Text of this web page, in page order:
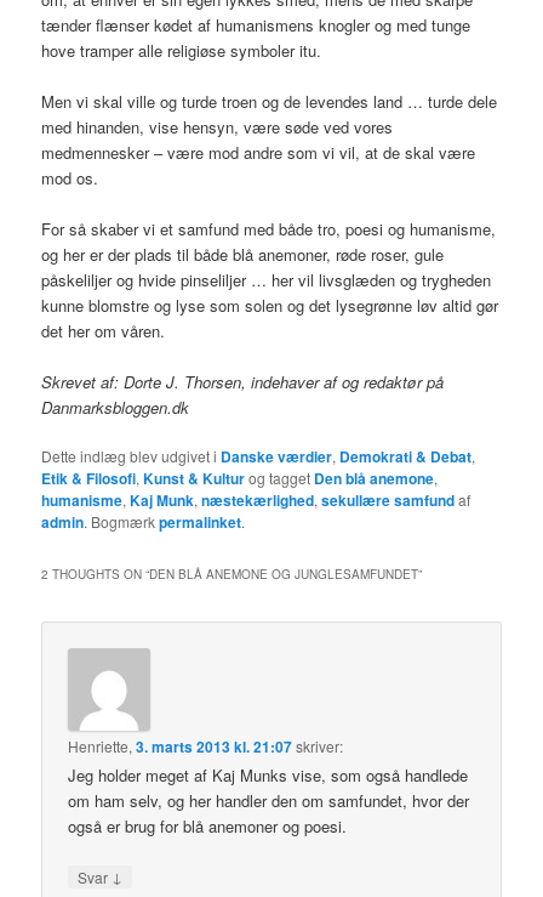
tænder flænser kødet af humanismens knogler og med tunge
hove tramper alle religiøse symboler itu.
Men vi skal ville og turde troen og de levendes land … turde dele
med hinanden, vise hensyn, være søde ved vores
medmennesker – være mod andre som vi vil, at de skal være
mod os.
For så skaber vi et samfund med både tro, poesi og humanisme,
og her er der plads til både blå anemoner, røde roser, gule
påskeliljer og hvide pinseliljer … her vil livsglæden og trygheden
kunne blomstre og lyse som solen og det lysegrønne løv altid gør
det her om våren.
Skrevet af: Dorte J. Thorsen, indehaver af og redaktør på
Danmarksbloggen.dk
Dette indlæg blev udgivet i Danske værdier, Demokrati & Debat,
Etik & Filosofi,Kunst & Kulturog tagget Den blå anemone,
humanisme,Kaj Munk,næstekærlighed,sekullære samfundaf
admin. Bogmærkpermalinket.
2 THOUGHTS ON “DEN BLÅ ANEMONE OG JUNGLESAMFUNDET”
Henriette,3. marts 2013 kl. 21:07skriver:
Jeg holder meget af Kaj Munks vise, som også handlede
om ham selv, og her handler den om samfundet, hvor der
også er brug for blå anemoner og poesi.
Svar ↓